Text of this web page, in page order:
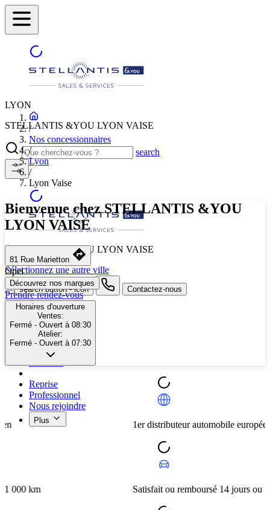
LYON
STELLANTIS &YOU LYON VAISE
search
STELLANTIS &YOU LYON VAISE
Sélectionnez une autre ville
search button - icon Contactez-nous
Neuf
Occasion
Nos promotions
Nos marques
Reprise
Professionnel
Nous rejoindre
Plus
/
Nos concessionnaires
/
Lyon
/
Lyon Vaise
Bienvenue chez STELLANTIS &YOU
LYON VAISE
81 Rue Marietton
Opel
Découvrez nos marques
Prendre rendez-vous
Horaires d'ouverture
Ventes:
Fermé - Ouvert à 08:30
Atelier:
Fermé - Ouvert à 07:30
1er distributeur automobile européen
Satisfait ou remboursé 14 jours ou 1 000 km